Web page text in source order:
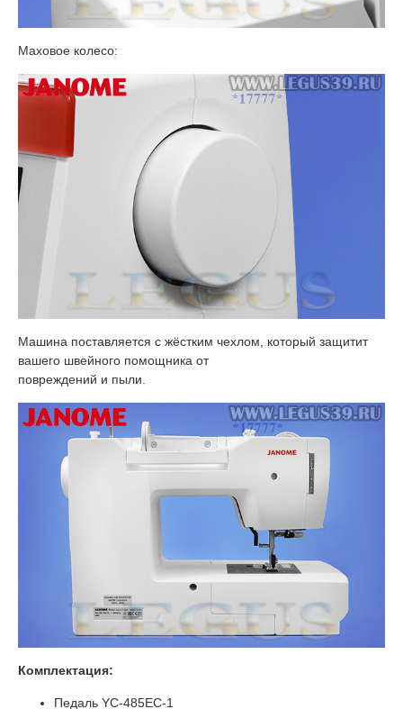
Маховое колесо:
Машина поставляется с жёстким чехлом, который защитит
вашего швейного помощника от
повреждений и пыли.
Комплектация:
Педаль YC-485EC-1